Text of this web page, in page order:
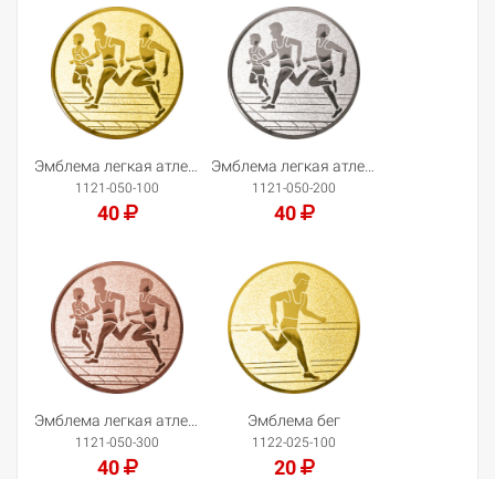
Добавить в корзину Добавить в корзину
1121-050-100
40
Добавить в корзину
1121-050-200
40
Добавить в корзину
1121-050-300
40
Эмблема бег
1122-025-100
20